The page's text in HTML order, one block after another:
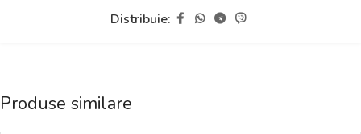
Distribuie:
Produse similare